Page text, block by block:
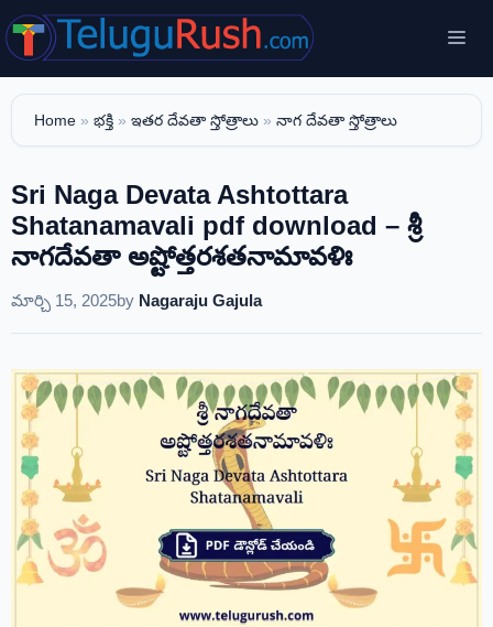
Skip
to
content
Home » భక్తి » ఇతర దేవతా స్తోత్రాలు » నాగ దేవతా స్తోత్రాలు
Sri Naga Devata Ashtottara
Shatanamavali pdf download – శ్రీ
నాగదేవతా అష్టోత్తరశతనామావళిః
మార్చి 15, 2025by Nagaraju Gajula